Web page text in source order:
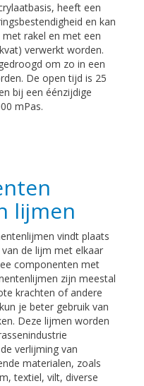
heeft een
en kan
rakel en met een
verwerkt worden.
om zo in een
De open tijd is 25
bij een éénzijdige
mPas.
lijmen
vindt plaats
de lijm met elkaar
componenten met
zijn meestal
krachten of andere
je beter gebruik van
Deze lijmen worden
verlijming van
materialen, zoals
textiel, vilt, diverse